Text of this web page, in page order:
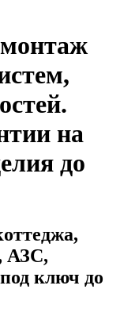
.
на
до
АЗС,
ключ до